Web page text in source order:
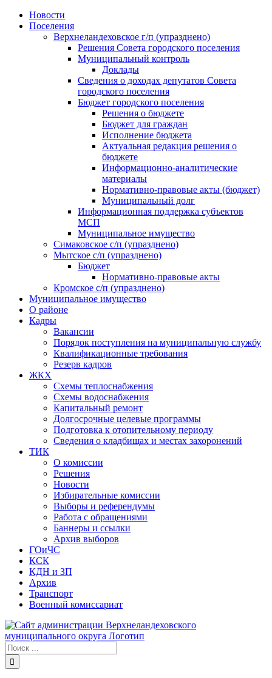
Skip
Новости
Поселения
Верхнеландеховское г/п (упразднено)
Решения Совета городского поселения
Муниципальный контроль
Доклады
Сведения о доходах депутатов Совета
городского поселения
Бюджет городского поселения
Решения о бюджете
Бюджет для граждан
Исполнение бюджета
Актуальная редакция решения о
бюджете
Информационно-аналитические
материалы
Нормативно-правовые акты (бюджет)
Муниципальный долг
Информационная поддержка субъектов
МСП
Муниципальное имущество
Симаковское с/п (упразднено)
Мытское с/п (упразднено)
Бюджет
Нормативно-правовые акты
Кромское с/п (упразднено)
Муниципальное имущество
О районе
Кадры
Вакансии
Порядок поступления на муниципальную службу
Квалификационные требования
Резерв кадров
ЖКХ
Схемы теплоснабжения
Схемы водоснабжения
Капитальный ремонт
Долгосрочные целевые программы
Подготовка к отопительному периоду
Сведения о кладбищах и местах захоронений
ТИК
О комиссии
Решения
Новости
Избирательные комиссии
Выборы и референдумы
Работа с обращениями
Баннеры и ссылки
Архив выборов
ГОиЧС
КСК
КДН и ЗП
Архив
Транспорт
Военный комиссариат
Результат
поиска: